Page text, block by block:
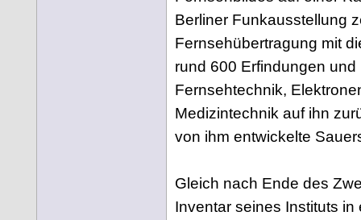
Berliner Funkausstellung
Fernsehübertragung mit
rund 600 Erfindungen
Fernsehtechnik,
Medizintechnik auf ihn
von ihm entwickelte
Gleich nach Ende des
Inventar seines Instituts